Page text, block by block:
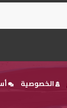
الخصوصية